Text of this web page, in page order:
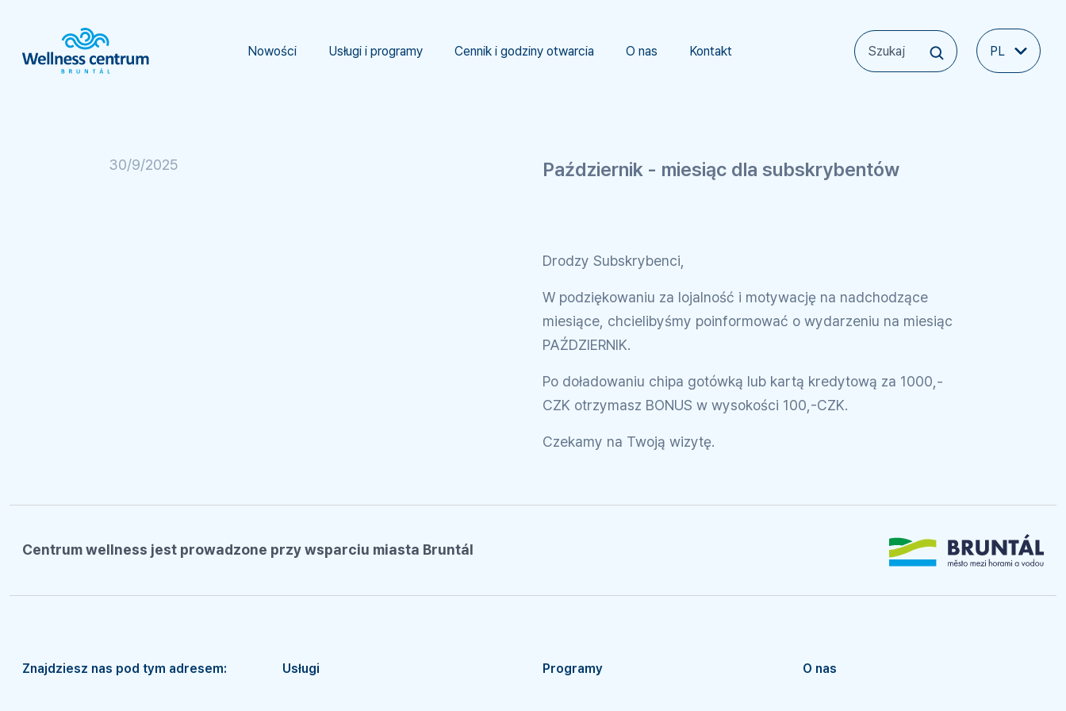
Nowości Usługi i programy Cennik i godziny otwarcia O nas Kontakt PL
30/9/2025 Październik - miesiąc dla subskrybentów
Drodzy Subskrybenci,
W podziękowaniu za lojalność i motywację na nadchodzące
miesiące, chcielibyśmy poinformować o wydarzeniu na miesiąc
PAŹDZIERNIK.
Po doładowaniu chipa gotówką lub kartą kredytową za 1000,-
CZK otrzymasz BONUS w wysokości 100,-CZK.
Czekamy na Twoją wizytę.
Centrum wellness jest prowadzone przy wsparciu miasta Bruntál
Znajdziesz nas pod tym adresem: Usługi Programy O nas